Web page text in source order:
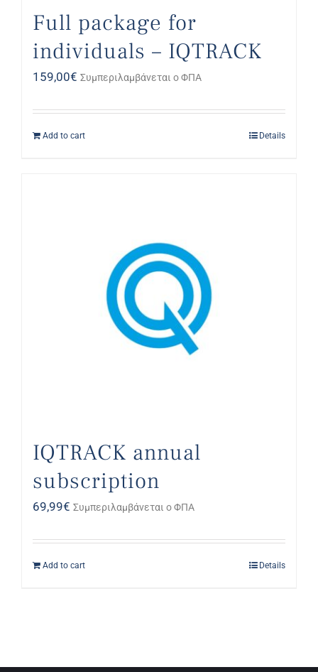
Full package for
individuals – IQTRACK
159,00€ Συμπεριλαμβάνεται ο ΦΠΑ
Add to cart Details
IQTRACK annual
subscription
69,99€ Συμπεριλαμβάνεται ο ΦΠΑ
Add to cart Details